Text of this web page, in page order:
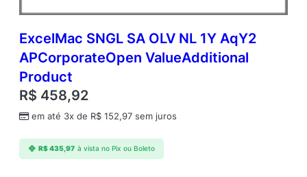
ExcelMac SNGL SA OLV NL 1Y AqY2
APCorporateOpen ValueAdditional
Product
R$ 458,92
em até 3x de R$ 152,97 sem juros
R$435,97 à vista no Pix ou Boleto